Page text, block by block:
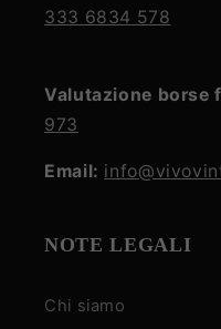
333 6834 578
Valutazione borse
973
Email:
NOTE LEGALI
Chi siamo